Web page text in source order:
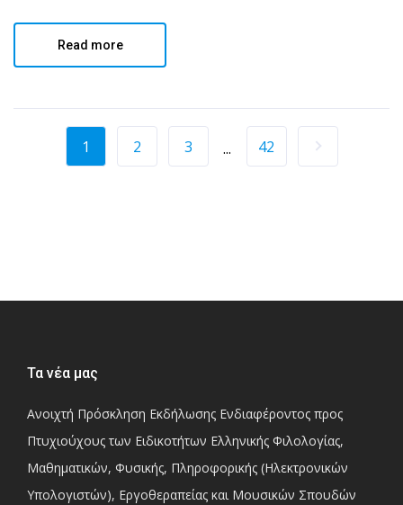
Read more
1 2 3 ... 42
Τα νέα μας
Ανοιχτή Πρόσκληση Εκδήλωσης Ενδιαφέροντος προς
Πτυχιούχους των Ειδικοτήτων Ελληνικής Φιλολογίας,
Μαθηματικών, Φυσικής, Πληροφορικής (Ηλεκτρονικών
Υπολογιστών), Εργοθεραπείας και Μουσικών Σπουδών